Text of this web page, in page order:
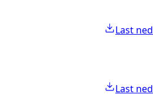
Last ned
Last ned